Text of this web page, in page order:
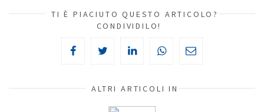
TI È PIACIUTO QUESTO ARTICOLO?
CONDIVIDILO!
ALTRI ARTICOLI IN